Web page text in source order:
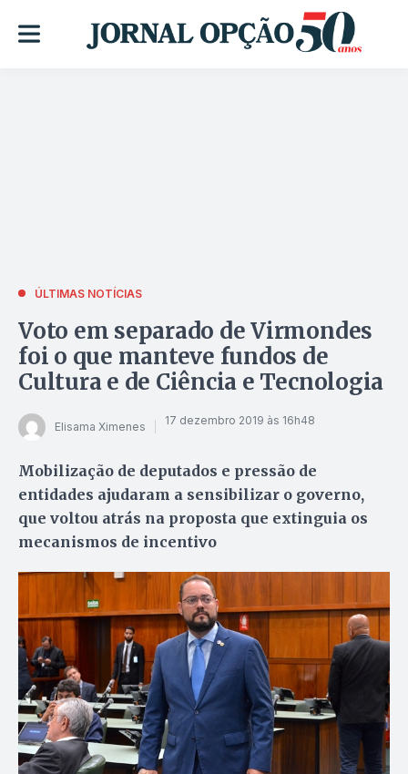
ÚLTIMAS NOTÍCIAS
Voto em separado de Virmondes
foi o que manteve fundos de
Cultura e de Ciência e Tecnologia
Elisama Ximenes 17 dezembro 2019 às 16h48
Mobilização de deputados e pressão de
entidades ajudaram a sensibilizar o governo,
que voltou atrás na proposta que extinguia os
mecanismos de incentivo